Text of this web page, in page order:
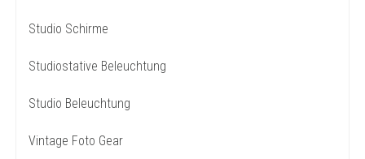
Studio Schirme
Studiostative Beleuchtung
Studio Beleuchtung
Vintage Foto Gear